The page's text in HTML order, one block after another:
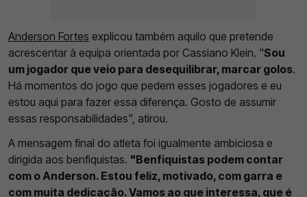
Anderson Fortes explicou também aquilo que pretende
acrescentar à equipa orientada por Cassiano Klein. "Sou
um jogador que veio para desequilibrar, marcar golos.
Há momentos do jogo que pedem esses jogadores e eu
estou aqui para fazer essa diferença. Gosto de assumir
essas responsabilidades", atirou.
A mensagem final do atleta foi igualmente ambiciosa e
dirigida aos benfiquistas. "Benfiquistas podem contar
com o Anderson. Estou feliz, motivado, com garra e
com muita dedicação. Vamos ao que interessa, que é